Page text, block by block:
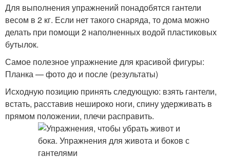
Для выполнения упражнений понадобятся гантели
весом в 2 кг. Если нет такого снаряда, то дома можно
делать при помощи 2 наполненных водой пластиковых
бутылок.
Самое полезное упражнение для красивой фигуры:
Планка — фото до и после (результаты)
Исходную позицию принять следующую: взять гантели,
встать, расставив нешироко ноги, спину удерживать в
прямом положении, плечи расправить.